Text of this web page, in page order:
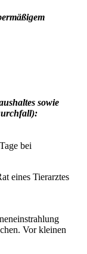
sowie
bei
eines Tierarztes
Vor kleinen